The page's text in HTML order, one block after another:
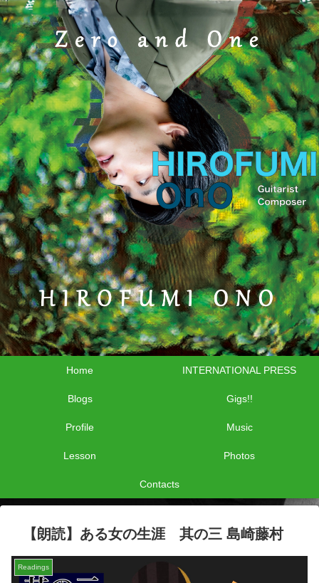
Home INTERNATIONAL PRESS
Blogs Gigs!!
Profile Music
Lesson Photos
Contacts
【朗読】ある女の生涯 其の三 島崎藤村
Readings